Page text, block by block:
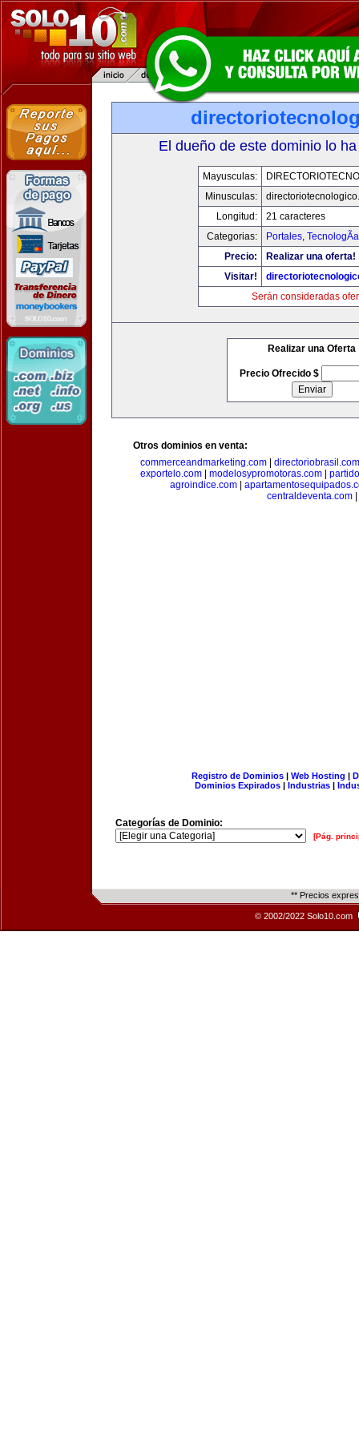
El dueño de este dominio lo
Mayusculas:
Minusculas:
Longitud:
21 caracteres
Categorias:
Portales, TecnologÃ­a
Precio:
Realizar una oferta!
Visitar!
Serán consideradas
Realizar una Oferta
Precio Ofrecido $
Otros dominios en venta:
commerceandmarketing.com| directoriobrasil.com
exportelo.com
modelosypromotoras.com
agroindice.com
centraldeventa.com|
Registro de Dominios| Web Hosting |
Dominios Expirados | Industrias |
Categorías de Dominio:
[Pág.
** Precios
© 2002/2022 Solo10.com